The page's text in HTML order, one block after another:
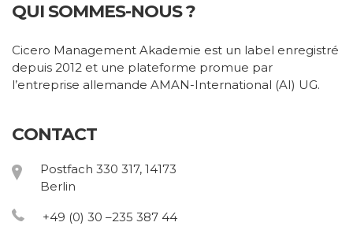
QUI SOMMES-NOUS ?
Cicero Management Akademie est un label enregistré
depuis 2012 et une plateforme promue par
l’entreprise allemande AMAN-International (AI) UG.
CONTACT
Postfach 330 317, 14173
Berlin
+49 (0) 30 –235 387 44